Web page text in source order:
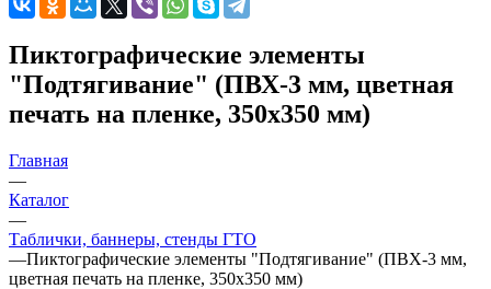
Пиктографические элементы
"Подтягивание" (ПВХ-3 мм, цветная
печать на пленке, 350х350 мм)
Главная
—
Каталог
—
Таблички, баннеры, стенды ГТО
—Пиктографические элементы "Подтягивание" (ПВХ-3 мм,
цветная печать на пленке, 350х350 мм)